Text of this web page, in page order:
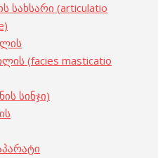
სახსარი (articulatio
(facies masticatio
სინჯი)